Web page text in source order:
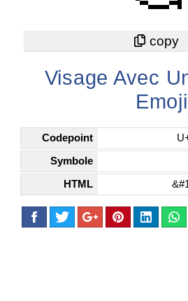
Visage Avec
Emoji
Codepoint
Symbole
HTML